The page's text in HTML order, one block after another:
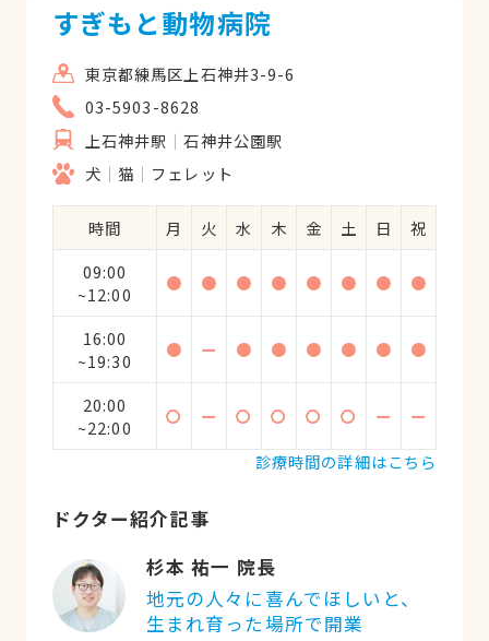
すぎもと動物病院
東京都練馬区上石神井3-9-6
03-5903-8628
上石神井駅
石神井公園駅
犬
猫 フェレット
時間 月 火 水 木 金 土 日
祝
09:00
~12:00
● ● ● ● ● ● ● ●
16:00
~19:30
● ー ● ● ● ● ● ●
20:00
~22:00
〇 ー 〇 〇 〇 〇 ー
ー
診療時間の詳細はこちら
ドクター紹介記事
杉本 祐一 院長
地元の人々に喜んでほしいと、
生まれ育った場所で開業